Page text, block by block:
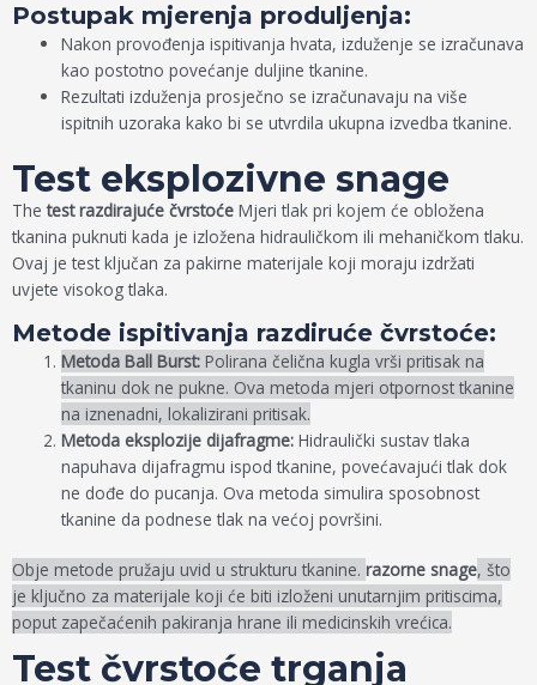
Postupak mjerenja produljenja:
Nakon provođenja ispitivanja hvata, izduženje se izračunava
kao postotno povećanje duljine tkanine.
Rezultati izduženja prosječno se izračunavaju na više
ispitnih uzoraka kako bi se utvrdila ukupna izvedba tkanine.
Test eksplozivne snage
Thetest razdirajuće čvrstoće Mjeri tlak pri kojem će obložena
tkanina puknuti kada je izložena hidrauličkom ili mehaničkom tlaku.
Ovaj je test ključan za pakirne materijale koji moraju izdržati
uvjete visokog tlaka.
Metode ispitivanja razdiruće čvrstoće:
Metoda Ball Burst: Polirana čelična kugla vrši pritisak na
tkaninu dok ne pukne. Ova metoda mjeri otpornost tkanine
na iznenadni, lokalizirani pritisak.
Metoda eksplozije dijafragme: Hidraulički sustav tlaka
napuhava dijafragmu ispod tkanine, povećavajući tlak dok
ne dođe do pucanja. Ova metoda simulira sposobnost
tkanine da podnese tlak na većoj površini.
Obje metode pružaju uvid u strukturu tkanine. razorne snage, što
je ključno za materijale koji će biti izloženi unutarnjim pritiscima,
poput zapečaćenih pakiranja hrane ili medicinskih vrećica.
Test čvrstoće trganja